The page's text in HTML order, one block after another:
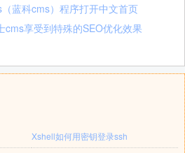
蓝科cms）程序打开中文首页
cms享受到特殊的SEO优化效果
Xshell如何用密钥登录ssh